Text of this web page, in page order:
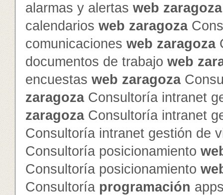
alarmas y alertas web zaragoza
calendarios web zaragoza
comunicaciones web zaragoza
documentos de trabajo web
encuestas web zaragoza
zaragozaConsultoría intranet
zaragozaConsultoría intranet
Consultoría intranet gestión de
Consultoría posicionamiento
Consultoría posicionamiento
Consultoría programación